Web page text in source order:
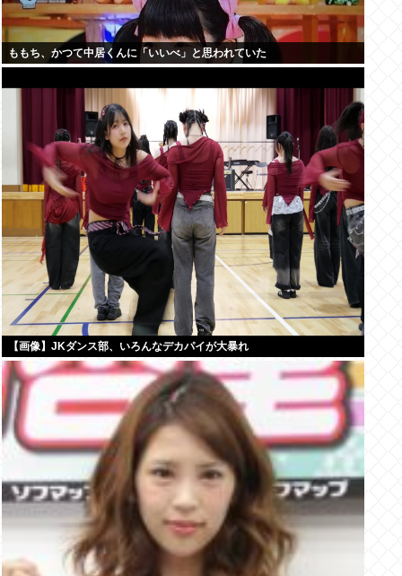
ももち、かつて中居くんに「いいべ」と思われていた
【画像】JKダンス部、いろんなデカパイが大暴れ